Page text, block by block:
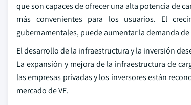
que son capaces de ofrecer una alta potencia de
más convenientes para los usuarios. El
gubernamentales, puede aumentar la demanda
El desarrollo de la infraestructura y la inversión
La expansión y mejora de la infraestructura de
las empresas privadas y los inversores están
mercado de VE.